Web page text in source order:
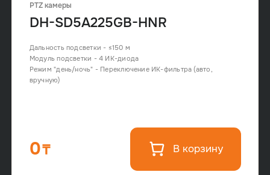
PTZ камеры
DH-SD5A225GB-HNR
Дальность подсветки - ≤150 м
Модуль подсветки - 4 ИК-диода
Режим "день/ночь" - Переключение ИК-фильтра (авто,
вручную)
0 В корзину